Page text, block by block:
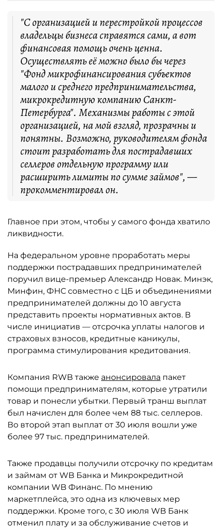
"С организацией и перестройкой процессов
владельцы бизнеса справятся сами, а вот
финансовая помощь очень ценна.
Осуществлять её можно было бы через
"Фонд микрофинансирования субъектов
малого и среднего предпринимательства,
микрокредитную компанию Санкт-
Петербурга". Механизмы работы с этой
организацией, на мой взгляд, прозрачны и
понятны. Возможно, руководителям фонда
стоит разработать для пострадавших
селлеров отдельную программу или
расширить лимиты по сумме займов", —
прокомментировал он.
Главное при этом, чтобы у самого фонда хватило
ликвидности.
На федеральном уровне проработать меры
поддержки пострадавших предпринимателей
поручил вице-премьер Александр Новак. Минэк,
Минфин, ФНС совместно с ЦБ и объединениями
предпринимателей должны до 10 августа
представить проекты нормативных актов. В
числе инициатив — отсрочка уплаты налогов и
страховых взносов, кредитные каникулы,
программа стимулирования кредитования.
Компания RWB также анонсировала пакет
помощи предпринимателям, которые утратили
товар и понесли убытки. Первый транш выплат
был начислен для более чем 88 тыс. селлеров.
Во второй этап выплат от 30 июля вошли уже
более 97 тыс. предпринимателей.
Также продавцы получили отсрочку по кредитам
и займам от WB Банка и Микрокредитной
компании WB Финанс. По мнению
маркетплейса, это одна из ключевых мер
поддержки. Кроме того, с 30 июля WB Банк
отменил плату и за обслуживание счетов и